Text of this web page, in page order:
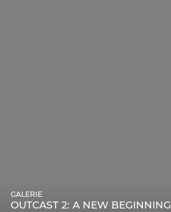
OUTCAST 2: A NEW BEGINNING
GALERIE